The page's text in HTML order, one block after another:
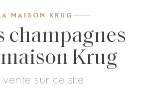
MAISON KRUG
champagnes
Krug
vente sur ce site